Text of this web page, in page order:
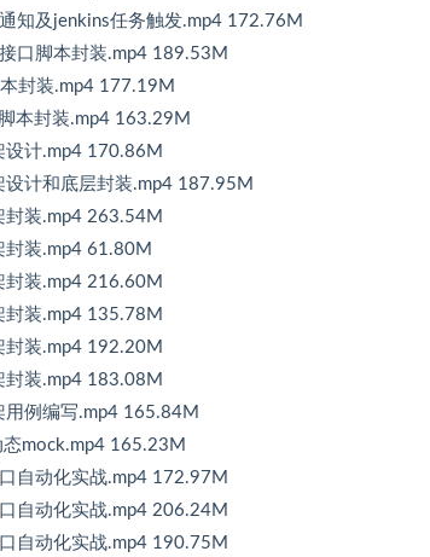
知及jenkins任务触发.mp4 172.76M
口脚本封装.mp4 189.53M
封装.mp4 177.19M
本封装.mp4 163.29M
计.mp4 170.86M
计和底层封装.mp4 187.95M
装.mp4 263.54M
装.mp4 61.80M
装.mp4 216.60M
装.mp4 135.78M
装.mp4 192.20M
装.mp4 183.08M
例编写.mp4 165.84M
mock.mp4 165.23M
自动化实战.mp4 172.97M
自动化实战.mp4 206.24M
自动化实战.mp4 190.75M